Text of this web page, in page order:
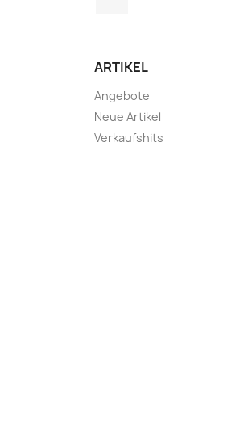
ARTIKEL
Angebote
Neue Artikel
Verkaufshits